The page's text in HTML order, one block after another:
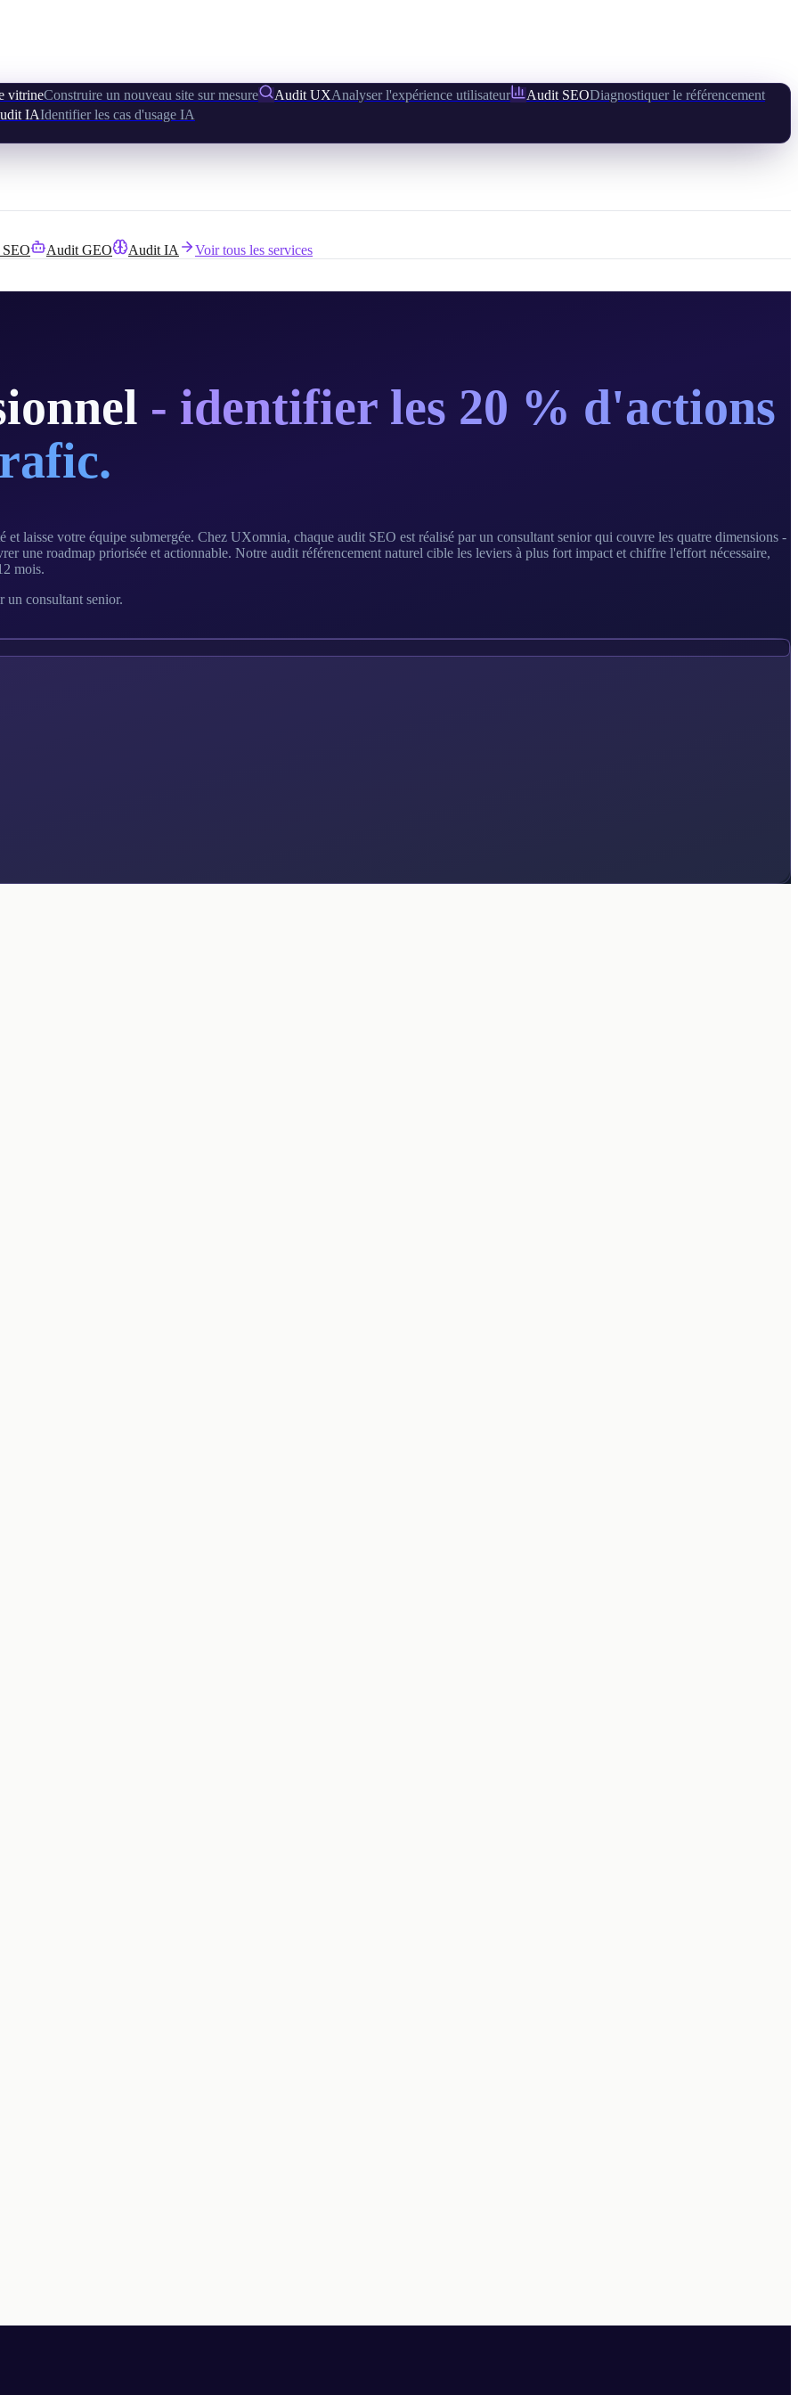
vitrineConstruire un nouveau site sur mesure Audit UXAnalyser l'expérience utilisateur Audit SEODiagnostiquer le référencement
IAIdentifier les cas d'usage IA
Audit GEO Audit IA Voir tous les services
- identifier les 20 % d'actions
laisse votre équipe submergée. Chez UXomnia, chaque audit SEO est réalisé par un consultant senior qui couvre les quatre dimensions -
une roadmap priorisée et actionnable. Notre audit référencement naturel cible les leviers à plus fort impact et chiffre l'effort nécessaire,
mois.
un consultant senior.